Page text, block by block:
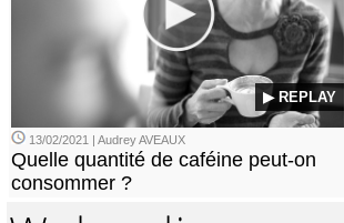
▶ REPLAY
13/02/2021 | Audrey AVEAUX
Quelle quantité de caféine peut-on
consommer ?